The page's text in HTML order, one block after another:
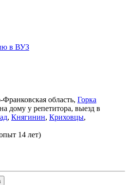
в ВУЗ
область, Горка
дому у репетитора, выезд в
, Княгинин, Криховцы,
14 лет)